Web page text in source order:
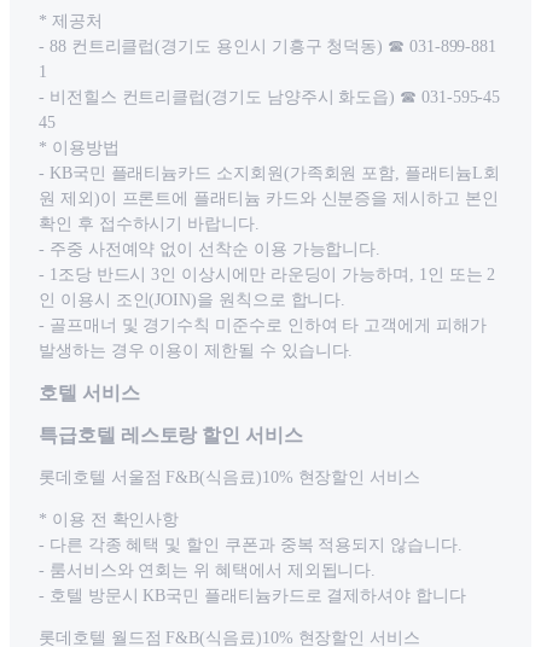
* 제공처
- 88 컨트리클럽(경기도 용인시 기흥구 청덕동) ☎ 031-899-881
1
- 비전힐스 컨트리클럽(경기도 남양주시 화도읍) ☎ 031-595-45
45
* 이용방법
- KB국민 플래티늄카드 소지회원(가족회원 포함, 플래티늄L회
원 제외)이 프론트에 플래티늄 카드와 신분증을 제시하고 본인
확인 후 접수하시기 바랍니다.
- 주중 사전예약 없이 선착순 이용 가능합니다.
- 1조당 반드시 3인 이상시에만 라운딩이 가능하며, 1인 또는 2
인 이용시 조인(JOIN)을 원칙으로 합니다.
- 골프매너 및 경기수칙 미준수로 인하여 타 고객에게 피해가
발생하는 경우 이용이 제한될 수 있습니다.
호텔 서비스
특급호텔 레스토랑 할인 서비스
롯데호텔 서울점 F&B(식음료)10% 현장할인 서비스
* 이용 전 확인사항
- 다른 각종 혜택 및 할인 쿠폰과 중복 적용되지 않습니다.
- 룸서비스와 연회는 위 혜택에서 제외됩니다.
- 호텔 방문시 KB국민 플래티늄카드로 결제하셔야 합니다
롯데호텔 월드점 F&B(식음료)10% 현장할인 서비스